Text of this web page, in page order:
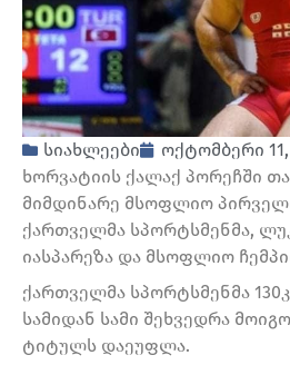
სიახლეები
ოქტომბერი 11,
ხორვატიის ქალაქ პორეჩში
მიმდინარე მსოფლიო
ქართველმა სპორტსმენმა,
იასპარეზა და მსოფლიო
ქართველმა სპორტსმენმა
სამიდან სამი შეხვედრა
ტიტულს დაეუფლა.